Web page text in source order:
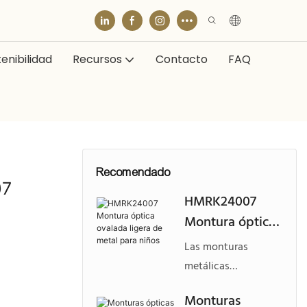
Recursos Contacto FAQ
Recomendado
HMRK24007
Montura óptica
ovalada ligera
de metal para
Las monturas
metálicas
Monturas